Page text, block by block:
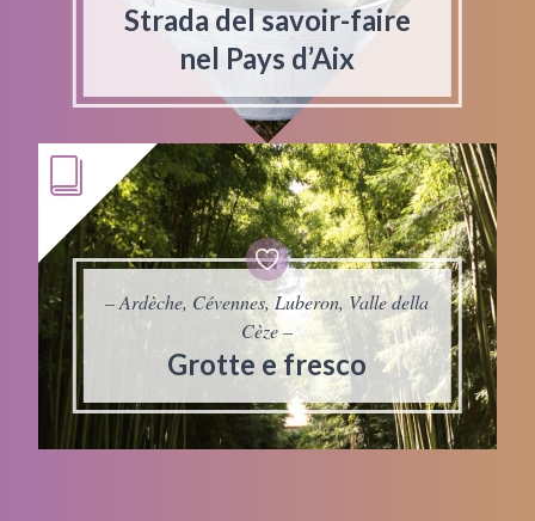
Strada del savoir-faire
nel Pays d’Aix
– Ardèche, Cévennes, Luberon, Valle della
Cèze –
Grotte e fresco